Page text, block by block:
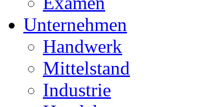
Unternehmen
Handwerk
Mittelstand
Industrie